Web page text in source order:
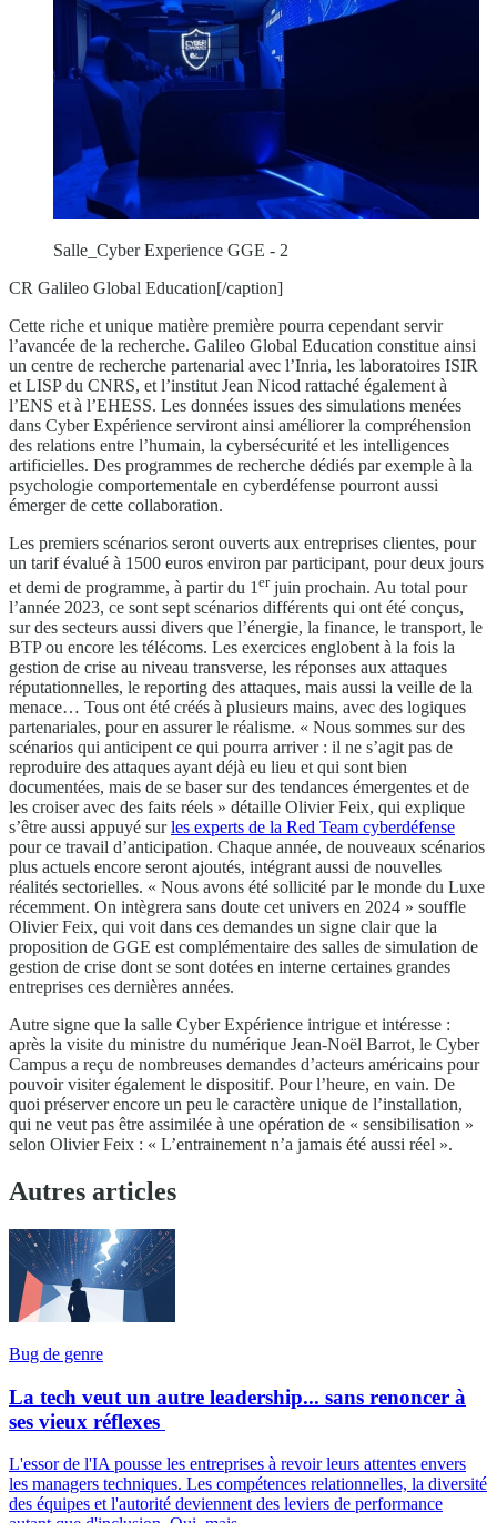
Salle_Cyber Experience GGE - 2
CR Galileo Global Education[/caption]
Cette riche et unique matière première pourra cependant servir
l’avancée de la recherche. Galileo Global Education constitue ainsi
un centre de recherche partenarial avec l’Inria, les laboratoires ISIR
et LISP du CNRS, et l’institut Jean Nicod rattaché également à
l’ENS et à l’EHESS. Les données issues des simulations menées
dans Cyber Expérience serviront ainsi améliorer la compréhension
des relations entre l’humain, la cybersécurité et les intelligences
artificielles. Des programmes de recherche dédiés par exemple à la
psychologie comportementale en cyberdéfense pourront aussi
émerger de cette collaboration.
Les premiers scénarios seront ouverts aux entreprises clientes, pour
un tarif évalué à 1500 euros environ par participant, pour deux jours
et demi de programme, à partir du 1 erjuin prochain. Au total pour
l’année 2023, ce sont sept scénarios différents qui ont été conçus,
sur des secteurs aussi divers que l’énergie, la finance, le transport, le
BTP ou encore les télécoms. Les exercices englobent à la fois la
gestion de crise au niveau transverse, les réponses aux attaques
réputationnelles, le reporting des attaques, mais aussi la veille de la
menace… Tous ont été créés à plusieurs mains, avec des logiques
partenariales, pour en assurer le réalisme. « Nous sommes sur des
scénarios qui anticipent ce qui pourra arriver : il ne s’agit pas de
reproduire des attaques ayant déjà eu lieu et qui sont bien
documentées, mais de se baser sur des tendances émergentes et de
les croiser avec des faits réels » détaille Olivier Feix, qui explique
s’être aussi appuyé surles experts de la Red Team cyberdéfense
pour ce travail d’anticipation. Chaque année, de nouveaux scénarios
plus actuels encore seront ajoutés, intégrant aussi de nouvelles
réalités sectorielles. « Nous avons été sollicité par le monde du Luxe
récemment. On intègrera sans doute cet univers en 2024 » souffle
Olivier Feix, qui voit dans ces demandes un signe clair que la
proposition de GGE est complémentaire des salles de simulation de
gestion de crise dont se sont dotées en interne certaines grandes
entreprises ces dernières années.
Autre signe que la salle Cyber Expérience intrigue et intéresse :
après la visite du ministre du numérique Jean-Noël Barrot, le Cyber
Campus a reçu de nombreuses demandes d’acteurs américains pour
pouvoir visiter également le dispositif. Pour l’heure, en vain. De
quoi préserver encore un peu le caractère unique de l’installation,
qui ne veut pas être assimilée à une opération de « sensibilisation »
selon Olivier Feix : « L’entrainement n’a jamais été aussi réel ».
Autres articles
Bug de genre
La tech veut un autre leadership... sans renoncer à
ses vieux réflexes
L'essor de l'IA pousse les entreprises à revoir leurs attentes envers
les managers techniques. Les compétences relationnelles, la diversité
des équipes et l'autorité deviennent des leviers de performance